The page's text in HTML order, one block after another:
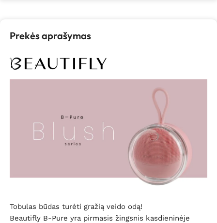
Prekės aprašymas
Tobulas būdas turėti gražią veido odą!
Beautifly B-Pure yra pirmasis žingsnis kasdieninėje